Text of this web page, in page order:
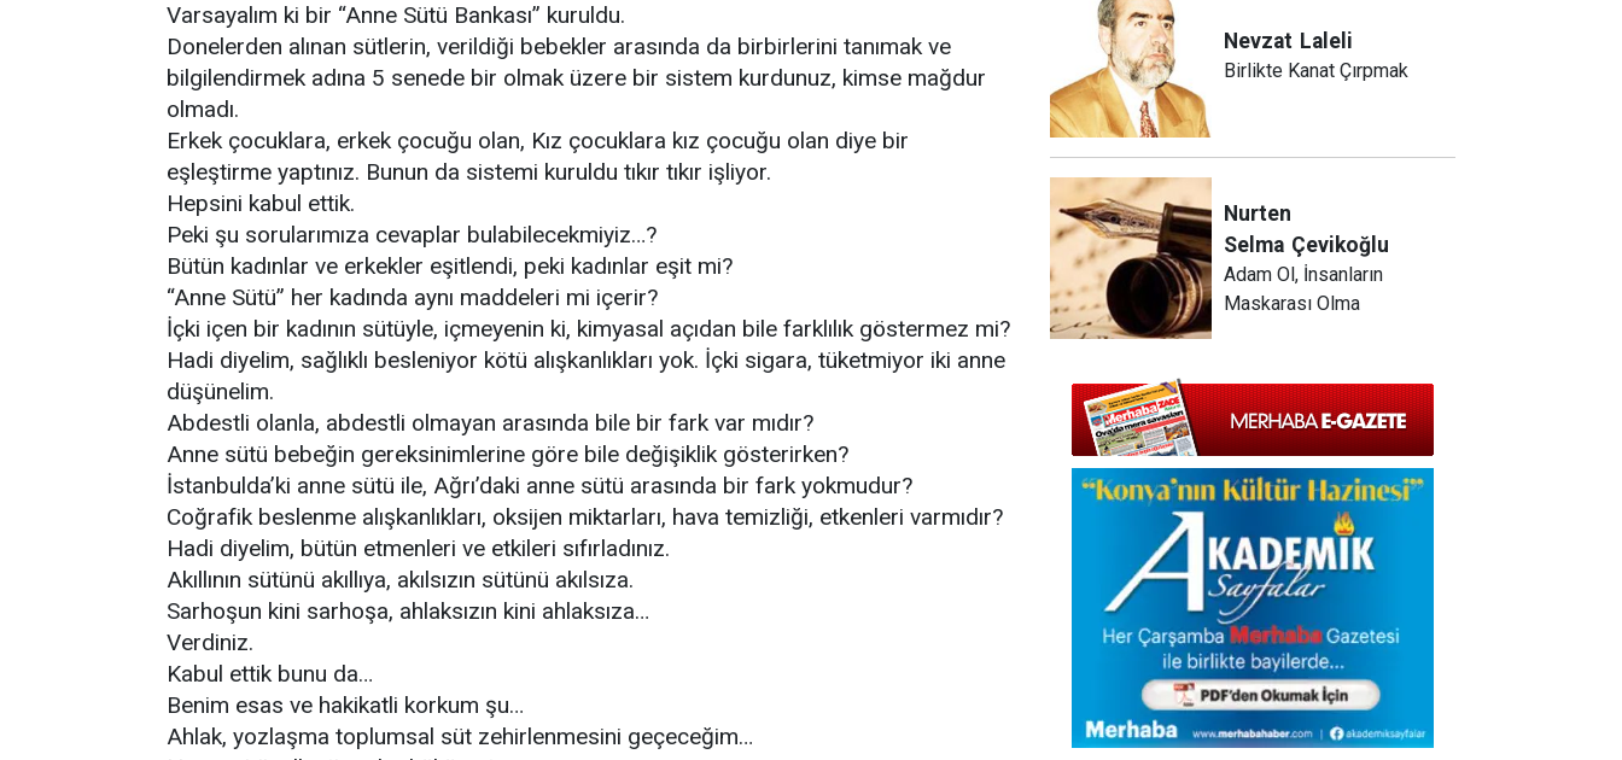
Varsayalım ki bir “Anne Sütü Bankası” kuruldu.
Donelerden alınan sütlerin, verildiği bebekler arasında da birbirlerini tanımak ve
bilgilendirmek adına 5 senede bir olmak üzere bir sistem kurdunuz, kimse mağdur
olmadı.
Erkek çocuklara, erkek çocuğu olan, Kız çocuklara kız çocuğu olan diye bir
eşleştirme yaptınız. Bunun da sistemi kuruldu tıkır tıkır işliyor.
Hepsini kabul ettik.
Peki şu sorularımıza cevaplar bulabilecekmiyiz…?
Bütün kadınlar ve erkekler eşitlendi, peki kadınlar eşit mi?
“Anne Sütü” her kadında aynı maddeleri mi içerir?
İçki içen bir kadının sütüyle, içmeyenin ki, kimyasal açıdan bile farklılık göstermez mi?
Hadi diyelim, sağlıklı besleniyor kötü alışkanlıkları yok. İçki sigara, tüketmiyor iki anne
düşünelim.
Abdestli olanla, abdestli olmayan arasında bile bir fark var mıdır?
Anne sütü bebeğin gereksinimlerine göre bile değişiklik gösterirken?
İstanbulda’ki anne sütü ile, Ağrı’daki anne sütü arasında bir fark yokmudur?
Coğrafik beslenme alışkanlıkları, oksijen miktarları, hava temizliği, etkenleri varmıdır?
Hadi diyelim, bütün etmenleri ve etkileri sıfırladınız.
Akıllının sütünü akıllıya, akılsızın sütünü akılsıza.
Sarhoşun kini sarhoşa, ahlaksızın kini ahlaksıza…
Verdiniz.
Kabul ettik bunu da…
Benim esas ve hakikatli korkum şu…
Ahlak, yozlaşma toplumsal süt zehirlenmesini geçeceğim…
Nevzat Laleli
Birlikte Kanat Çırpmak
Nurten
Selma Çevikoğlu
Adam Ol, İnsanların
Maskarası Olma